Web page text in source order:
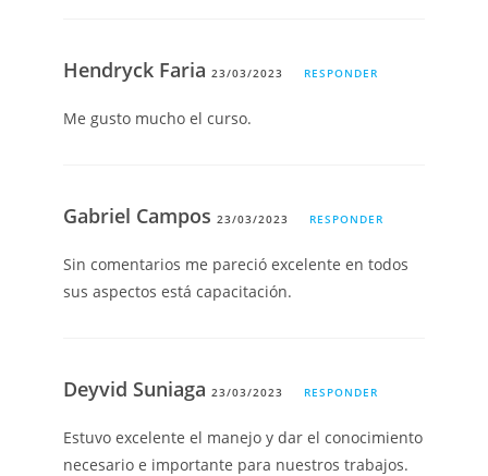
Hendryck Faria23/03/2023 RESPONDER
Me gusto mucho el curso.
Gabriel Campos23/03/2023 RESPONDER
Sin comentarios me pareció excelente en todos
sus aspectos está capacitación.
Deyvid Suniaga23/03/2023 RESPONDER
Estuvo excelente el manejo y dar el conocimiento
necesario e importante para nuestros trabajos.